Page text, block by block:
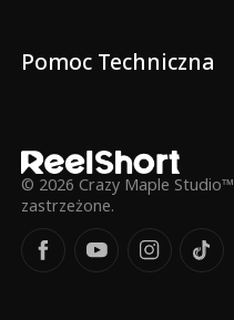
Pomoc Techniczna
© 2026 Crazy Maple
zastrzeżone.